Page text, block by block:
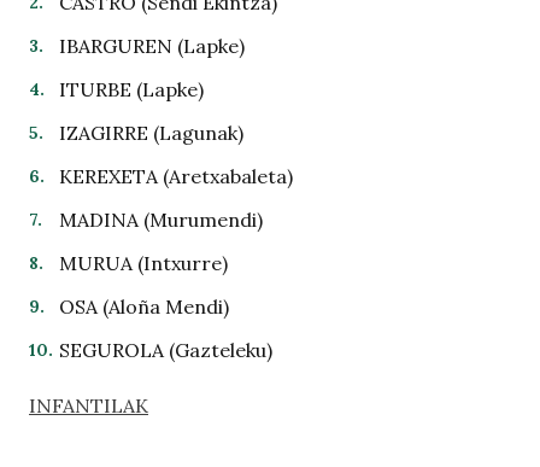
IBARGUREN (Lapke)
ITURBE (Lapke)
IZAGIRRE (Lagunak)
KEREXETA (Aretxabaleta)
MADINA (Murumendi)
MURUA (Intxurre)
OSA (Aloña Mendi)
SEGUROLA (Gazteleku)
INFANTILAK